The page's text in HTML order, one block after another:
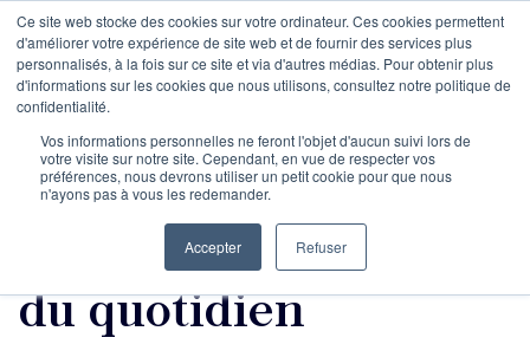
Ce site web stocke des cookies sur votre ordinateur. Ces cookies permettent
d'améliorer votre expérience de site web et de fournir des services plus
personnalisés, à la fois sur ce site et via d'autres médias. Pour obtenir plus
d'informations sur les cookies que nous utilisons, consultez notre politique de
confidentialité.
Vos informations personnelles ne feront l'objet d'aucun suivi lors de
votre visite sur notre site. Cependant, en vue de respecter vos
préférences, nous devrons utiliser un petit cookie pour que nous
n'ayons pas à vous les redemander.
Accepter Refuser
Concours d'écriture
Les Mots + Scribay :
écrire une sensation
du quotidien